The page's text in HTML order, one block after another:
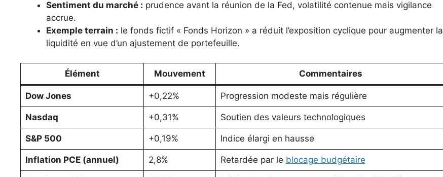
Sentiment du marché : prudence avant la réunion de la Fed, volatilité contenue mais vigilance
accrue.
Exemple terrain : le fonds fictif « Fonds Horizon » a réduit l’exposition cyclique pour augmenter la
liquidité en vue d’un ajustement de portefeuille.
Élément Mouvement Commentaires
Dow Jones +0,22% Progression modeste mais régulière
Nasdaq +0,31% Soutien des valeurs technologiques
S&P 500 +0,19% Indice élargi en hausse
Inflation PCE (annuel) 2,8% Retardée par le blocage budgétaire